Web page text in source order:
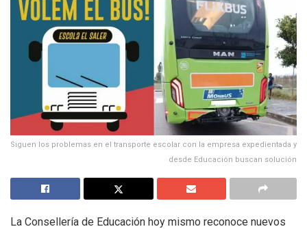
Siguen los problemas en el transporte escolar con la empresa expedientada y
desde Educación buscan solución
La Consellería de Educación hoy mismo reconoce nuevos